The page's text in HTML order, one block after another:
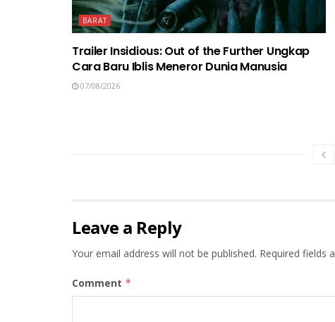
BARAT
Trailer Insidious: Out of the Further Ungkap
Cara Baru Iblis Meneror Dunia Manusia
07/08/2026
Leave a Reply
Your email address will not be published. Required fields
Comment *